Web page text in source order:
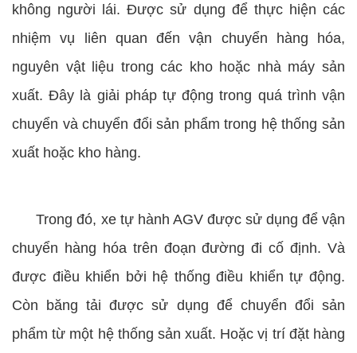
không người lái. Được sử dụng để thực hiện các
nhiệm vụ liên quan đến vận chuyển hàng hóa,
nguyên vật liệu trong các kho hoặc nhà máy sản
xuất. Đây là giải pháp tự động trong quá trình vận
chuyển và chuyển đổi sản phẩm trong hệ thống sản
xuất hoặc kho hàng.
Trong đó, xe tự hành AGV được sử dụng để vận
chuyển hàng hóa trên đoạn đường đi cố định. Và
được điều khiển bởi hệ thống điều khiển tự động.
Còn băng tải được sử dụng để chuyển đổi sản
phẩm từ một hệ thống sản xuất. Hoặc vị trí đặt hàng